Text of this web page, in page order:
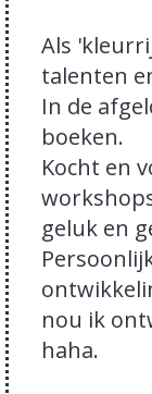
Als
talenten
In de
boeken.
Kocht en
geluk en
nou ik
haha.